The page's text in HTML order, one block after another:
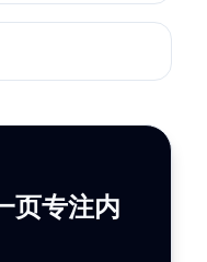
页专注内